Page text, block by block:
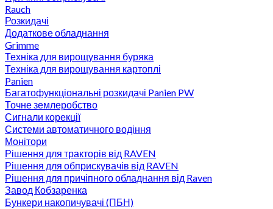
Rauch
Розкидачі
Додаткове обладнання
Grimme
Техніка для вирощування буряка
Техніка для вирощування картоплі
Panien
Багатофункціональні розкидачі Panien PW
Точне землеробство
Сигнали корекції
Системи автоматичного водіння
Монітори
Рішення для тракторів від RAVEN
Рішення для обприскувачів від RAVEN
Рішення для причіпного обладнання від Raven
Завод Кобзаренка
Бункери накопичувачі (ПБН)